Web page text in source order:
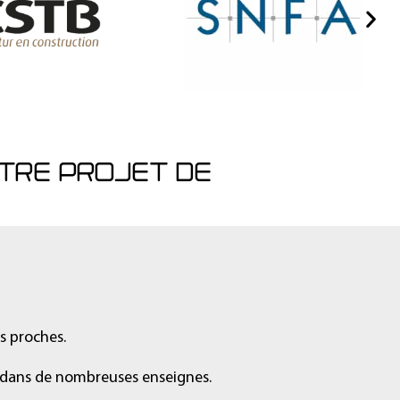
PROJET DE
proches.
de nombreuses enseignes.